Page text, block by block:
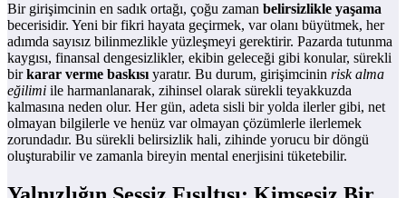
Bir girişimcinin en sadık ortağı, çoğu zaman belirsizlikle yaşama
becerisidir. Yeni bir fikri hayata geçirmek, var olanı büyütmek, her
adımda sayısız bilinmezlikle yüzleşmeyi gerektirir. Pazarda tutunma
kaygısı, finansal dengesizlikler, ekibin geleceği gibi konular, sürekli
birkarar verme baskısı yaratır. Bu durum, girişimcinin risk alma
eğilimi ile harmanlanarak, zihinsel olarak sürekli teyakkuzda
kalmasına neden olur. Her gün, adeta sisli bir yolda ilerler gibi, net
olmayan bilgilerle ve henüz var olmayan çözümlerle ilerlemek
zorundadır. Bu sürekli belirsizlik hali, zihinde yorucu bir döngü
oluşturabilir ve zamanla bireyin mental enerjisini tüketebilir.